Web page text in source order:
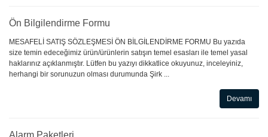
Ön Bilgilendirme Formu
MESAFELİ SATIŞ SÖZLEŞMESİ ÖN BİLGİLENDİRME FORMU Bu yazıda
size temin edeceğimiz ürün/ürünlerin satışın temel esasları ile temel yasal
haklarınız açıklanmıştır. Lütfen bu yazıyı dikkatlice okuyunuz, inceleyiniz,
herhangi bir sorunuzun olması durumunda Şirk ...
Devamı
Alarm Paketleri